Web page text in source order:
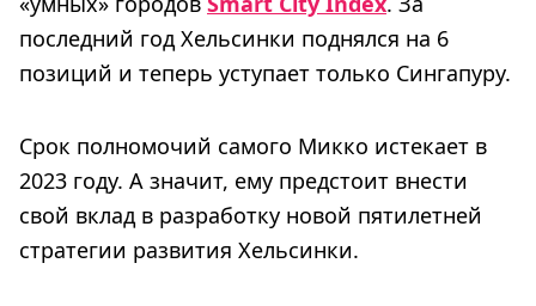
последний год Хельсинки поднялся на 6
позиций и теперь уступает только Сингапуру.
Срок полномочий самого Микко истекает в
2023 году. А значит, ему предстоит внести
свой вклад в разработку новой пятилетней
стратегии развития Хельсинки.